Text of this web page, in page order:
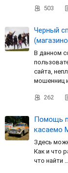
503
Черный
В данном
сайта,
мошенниц
262
Помощь
касаемо
Здесь
Как и что
что найти …